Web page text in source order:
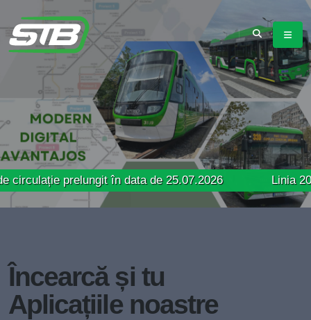
prelungit în data de 25.07.2026 Linia 205 –
Încearcă și tu
Aplicațiile noastre